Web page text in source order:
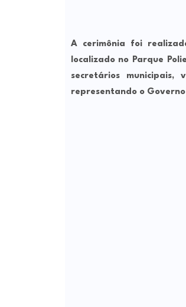
A cerimônia foi
localizado no Parque
secretários municipais,
representando o